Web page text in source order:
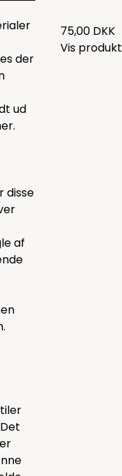
der
ud
disse
af
75,00 DKK
Vis produkt